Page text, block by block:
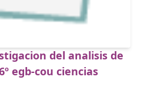
del analisis de
egb-cou ciencias